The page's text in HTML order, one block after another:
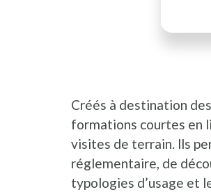
Créés à destination
formations courtes en
visites de terrain. lls
réglementaire, de
typologies d’usage et